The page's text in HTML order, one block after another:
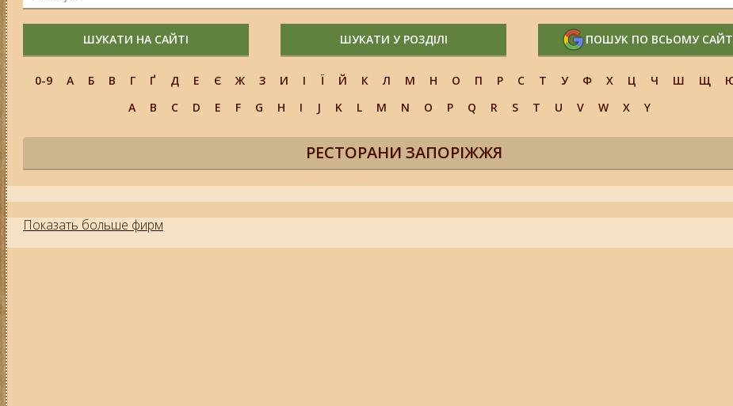
ШУКАТИ НА САЙТІ ШУКАТИ У РОЗДІЛІ ПОШУК ПО ВСЬОМУ
0-9 А Б В Г Ґ Д Е Є Ж З И І Ї Й К Л М Н О П Р С Т У Ф Х Ц Ч Ш Щ
A
B C D E F G H I J K L M N O P Q R S T U V W X Y
РЕСТОРАНИ ЗАПОРІЖЖЯ
Показать больше фирм